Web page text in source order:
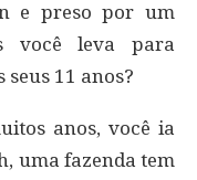
e preso por um
você leva para
11 anos?
anos, você ia
uma fazenda tem